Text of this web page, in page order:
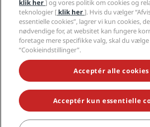
GÅ ALDRIG GLIP AF VORES MEST
© 2026 Radisson Hotel Group.Alle rettigheder
Radisson Hotel Group, Radisson, Radisson RED,
Collection, Radisson Individuals, Park Plaza,
klik her] og vores politik om cookies og
teknologier [ klik her]. Hvis du vælger
essentielle cookies”, lagrer vi kun cookies,
nødvendige for, at websitet kan fungere
foretage mere specifikke valg, skal du vælge
“Cookieindstillinger”.
Acceptér alle cookies
Acceptér kun essentielle